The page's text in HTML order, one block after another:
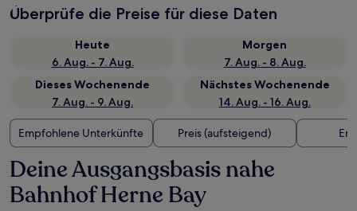
Überprüfe die Preise für diese Daten
Heute
6. Aug. - 7. Aug.
Morgen
7. Aug. - 8. Aug.
Dieses Wochenende
7. Aug. - 9. Aug.
Nächstes Wochenende
14. Aug. - 16. Aug.
Empfohlene Unterkünfte Preis (aufsteigend)
Deine Ausgangsbasis nahe
Bahnhof Herne Bay